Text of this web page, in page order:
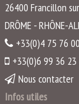
26400 Francillon
DRÔME - RHÔNE-
+33(0)4 75 76
+33(0)6 99 36 23
Nous contacter
Infos utiles